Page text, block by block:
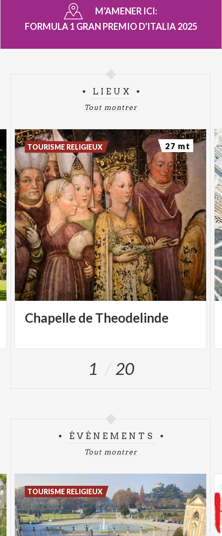
M’AMENER ICI:
FORMULA 1 GRAN PREMIO D'ITALIA 2025
LIEUX
Tout montrer
ChapelledeTheodelinde
TOURISME RELIGIEUX 27 mt
1 20
ÉVÉNEMENTS
Tout montrer
TOURISME RELIGIEUX